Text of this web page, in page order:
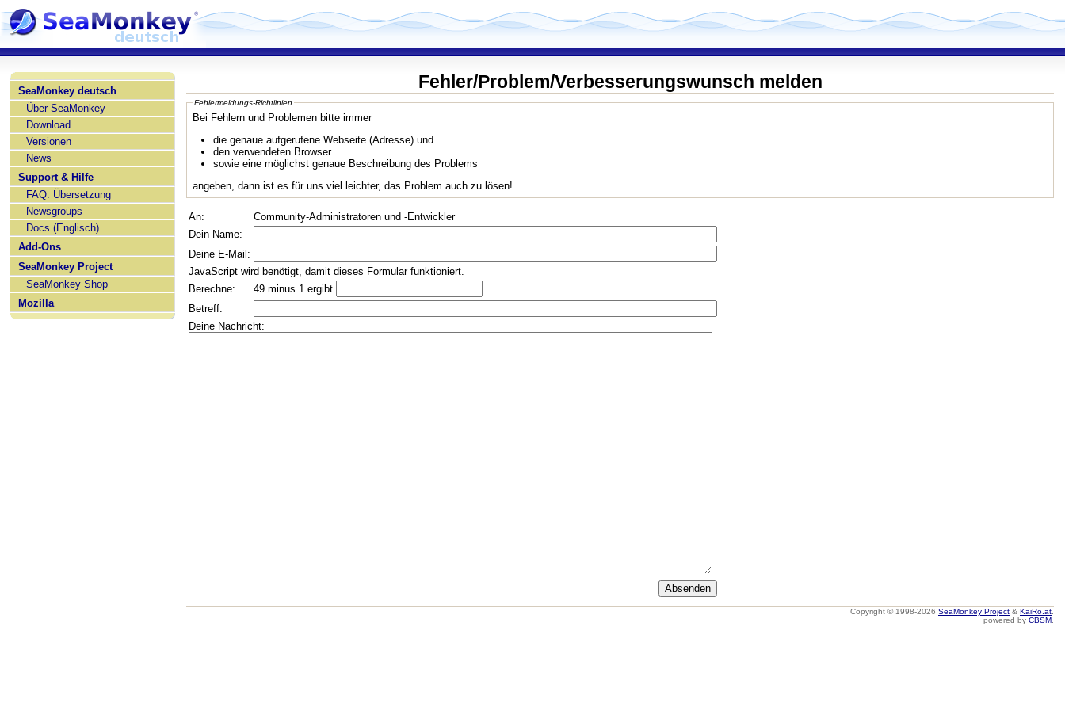
SeaMonkey deutsch
Über SeaMonkey
Download
Versionen
News
Support & Hilfe
FAQ: Übersetzung
Newsgroups
Docs (Englisch)
Add-Ons
SeaMonkey Project
SeaMonkey Shop
Mozilla
Fehler/Problem/Verbesserungswunsch melden
Fehlermeldungs-Richtlinien
Bei Fehlern und Problemen bitte immer
die genaue aufgerufene Webseite (Adresse) und
den verwendeten Browser
sowie eine möglichst genaue Beschreibung des Problems
angeben, dann ist es für uns viel leichter, das Problem auch zu lösen!
An:
Community-Administratoren und -Entwickler
Dein Name:
Deine E-Mail:
JavaScript wird benötigt, damit dieses Formular funktioniert.
Berechne:
49 minus 1 ergibt
Betreff:
Deine Nachricht:
Copyright © 1998-2026 SeaMonkey Project & KaiRo.at.
powered by CBSM.